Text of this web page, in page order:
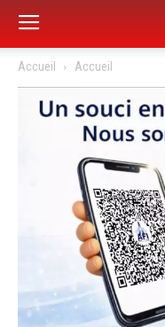
Accueil Accueil